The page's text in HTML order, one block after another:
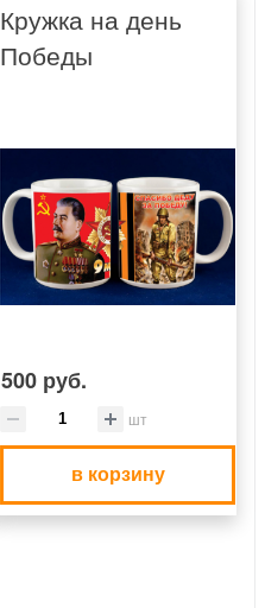
Кружка на день
Победы
500 руб.
шт
в корзину